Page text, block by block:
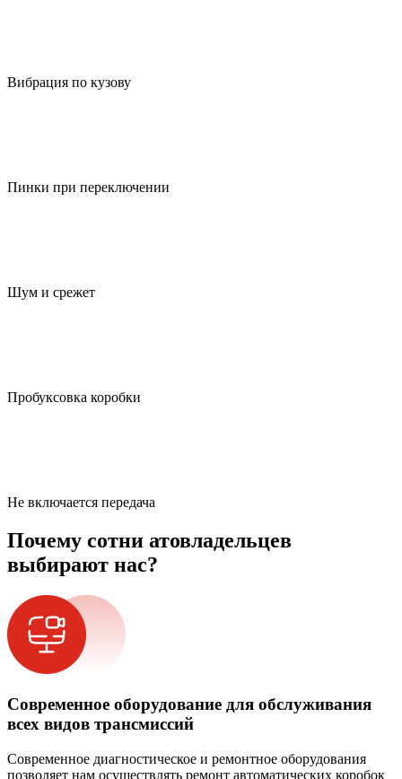
Вибрация по кузову
Пинки при переключении
Шум и срежет
Пробуксовка коробки
Не включается передача
Почему сотни атовладельцев
выбирают нас?
Современное оборудование для обслуживания
всех видов трансмиссий
Современное диагностическое и ремонтное оборудования
позволяет нам осуществлять ремонт автоматических коробок